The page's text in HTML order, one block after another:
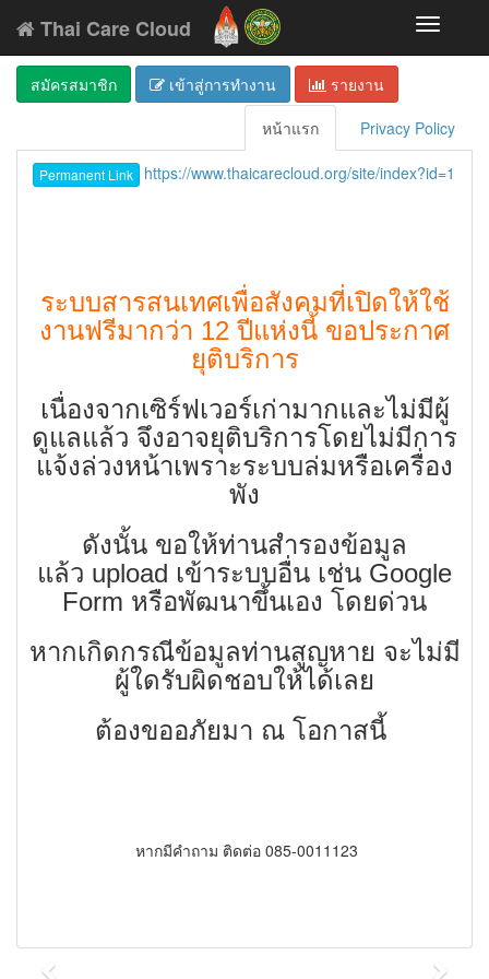
Toggle
Thai Care Cloud
สมัครสมาชิก เข้าสู่การทำงาน
รายงาน
หน้าแรก
Privacy Policy
Permanent Link https://www.thaicarecloud.org/site/index?id=1
ระบบสารสนเทศเพื่อสังคมที่เปิดให้ใช้
งานฟรีมากว่า 12 ปีแห่งนี้ ขอประกาศ
ยุติบริการ
เนื่องจากเซิร์ฟเวอร์เก่ามากและไม่มีผู้
ดูแลแล้ว จึงอาจยุติบริการโดยไม่มีการ
แจ้งล่วงหน้าเพราะระบบล่มหรือเครื่อง
พัง
ดังนั้น ขอให้ท่านสำรองข้อมูล
แล้ว upload เข้าระบบอื่น เช่น Google
Form หรือพัฒนาขึ้นเอง โดยด่วน
หากเกิดกรณีข้อมูลท่านสูญหาย จะไม่มี
ผู้ใดรับผิดชอบให้ได้เลย
ต้องขออภัยมา ณ โอกาสนี้
หากมีคำถาม ติดต่อ 085-0011123